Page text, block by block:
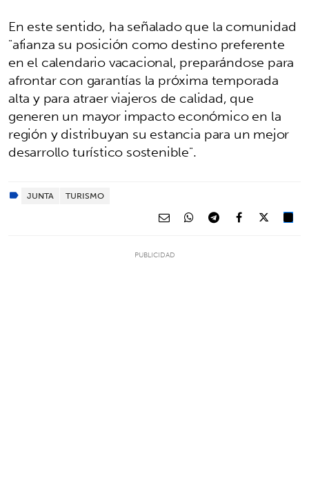
En este sentido, ha señalado que la comunidad
"afianza su posición como destino preferente
en el calendario vacacional, preparándose para
afrontar con garantías la próxima temporada
alta y para atraer viajeros de calidad, que
generen un mayor impacto económico en la
región y distribuyan su estancia para un mejor
desarrollo turístico sostenible".
JUNTA TURISMO